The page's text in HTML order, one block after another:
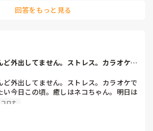
回答をもっと見る
ど外出してません。ストレス。カラオケで
ど外出してません。ストレス。カラオケで
い今日この頃。癒しはネコちゃん。明日は
ー。
コロナ